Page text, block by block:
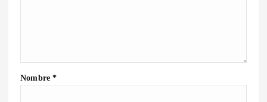
Nombre*